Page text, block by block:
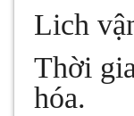
Lich
Thời
hóa.